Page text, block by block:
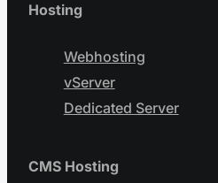
Hosting
Webhosting
vServer
Dedicated Server
CMS Hosting